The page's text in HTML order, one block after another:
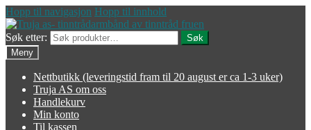
Hopp til navigasjon Hopp til innhold
Søk etter:
Søk
Meny
Nettbutikk (leveringstid fram til 20 august er ca 1-3 uker)
Truja AS om oss
Handlekurv
Min konto
Til kassen